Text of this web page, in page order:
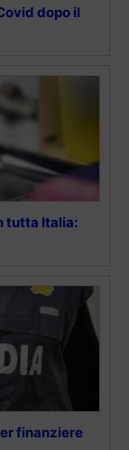
dopo il
tutta Italia:
finanziere